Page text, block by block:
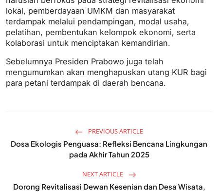
lokal, pemberdayaan UMKM dan masyarakat
terdampak melalui pendampingan, modal usaha,
pelatihan, pembentukan kelompok ekonomi, serta
kolaborasi untuk menciptakan kemandirian.
Sebelumnya Presiden Prabowo juga telah
mengumumkan akan menghapuskan utang KUR bagi
para petani terdampak di daerah bencana.
PREVIOUS ARTICLE
Dosa Ekologis Penguasa: Refleksi Bencana Lingkungan
pada Akhir Tahun 2025
NEXT ARTICLE
Dorong Revitalisasi Dewan Kesenian dan Desa Wisata,